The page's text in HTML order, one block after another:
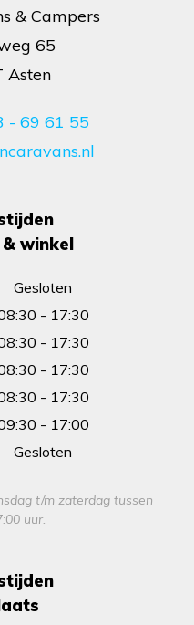
& Campers
65
Asten
- 69 61 55
winkel
Gesloten
- 17:30
- 17:30
- 17:30
- 17:30
- 17:00
Gesloten
t/m zaterdag tussen
uur.